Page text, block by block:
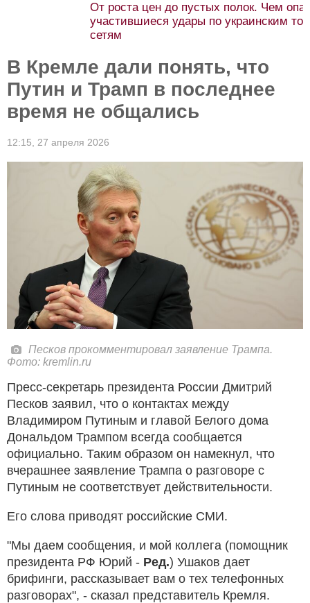
От роста цен до пустых полок. Чем опасны
участившиеся удары по украинским торговым
В Кремле дали понять, что
Путин и Трамп в последнее
время не общались
12:15, 27 апреля 2026
Песков прокомментировал заявление Трампа.
Фото: kremlin.ru
Пресс-секретарь президента России Дмитрий
Песков заявил, что о контактах между
Владимиром Путиным и главой Белого дома
Дональдом Трампом всегда сообщается
официально. Таким образом он намекнул, что
вчерашнее заявление Трампа о разговоре с
Путиным не соответствует действительности.
Его слова приводят российские СМИ.
"Мы даем сообщения, и мой коллега (помощник
президента РФ Юрий - Ред.) Ушаков дает
брифинги, рассказывает вам о тех телефонных
разговорах", - сказал представитель Кремля.